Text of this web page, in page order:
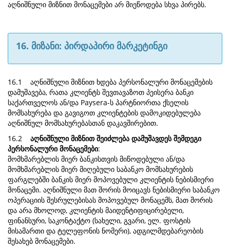
აღნიშნული მიზნით მონაცემები არ მიეწოდება სხვა პირებს.
16. მიზანი: პირდაპირი მარკეტინგი
16.1 აღნიშნული მიზნით ხდება პერსონალური მონაცემების
დამუშავება, რათა კლიენტს შევთავაზოთ პეისერა ბანკი
საქართველოს ან/და Paysera-ს პარტნიორთა ქსელის
მომსახურება და გავიგოთ კლიენტების დამოკიდებულება
აღნიშნულ მომსახურებასთან დაკავშირებით.
16.2 აღნიშნული მიზნით შეიძლება დამუშავდეს შემდეგი
პერსონალური მონაცემები:
მომხმარებლის მიერ ბანკისთვის მიწოდებული ან/და
მომხმარებლის მიერ მიღებული საბანკო მომსახურების
ფარგლებში ბანკის მიერ მოპოვებული კლიენტის ნებისმიერი
მონაცემი. აღნიშნული მათ შორის მოიცავს ნებისმიერი საბანკო
ოპერაციის შესრულებისას მოპოვებულ მონაცემს, მათ შორის
და არა მხოლოდ, კლიენტის მაიდენტიფიცირებელი,
ფინანსური, საკონტაქტო (სახელი, გვარი, ელ. ფოსტის
მისამართი და ტელეფონის ნომერი), ადგილმდებარეობის
შესახებ მონაცემები.